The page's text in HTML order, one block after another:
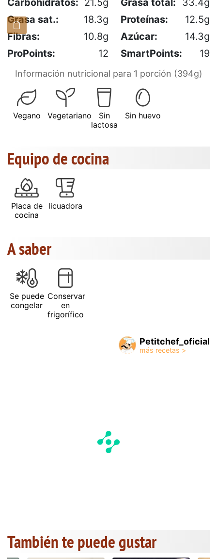
Grasa sat.:
18.3g Proteínas:
12.5g
Fibras:
10.8g Azúcar:
14.3g
ProPoints:
12 SmartPoints: 19
Información nutricional para 1 porción (394g)
Vegano Vegetariano
Sin
lactosa
Sin huevo
Equipo de cocina
Placa de
cocina
licuadora
A saber
Se puede
congelar
Conservar
en
frigorífico
Petitchef_oficial
También te puede gustar